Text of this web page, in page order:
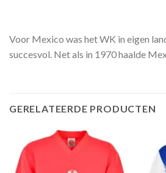
Voor Mexico was het WK in eigen
succesvol. Net als in 1970 haalde
GERELATEERDE PRODUCTEN